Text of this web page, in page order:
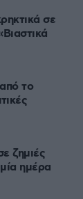
σε
το
ζημιές
ημέρα